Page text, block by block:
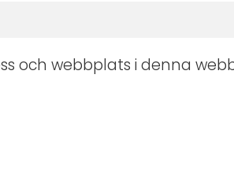
och webbplats i denna